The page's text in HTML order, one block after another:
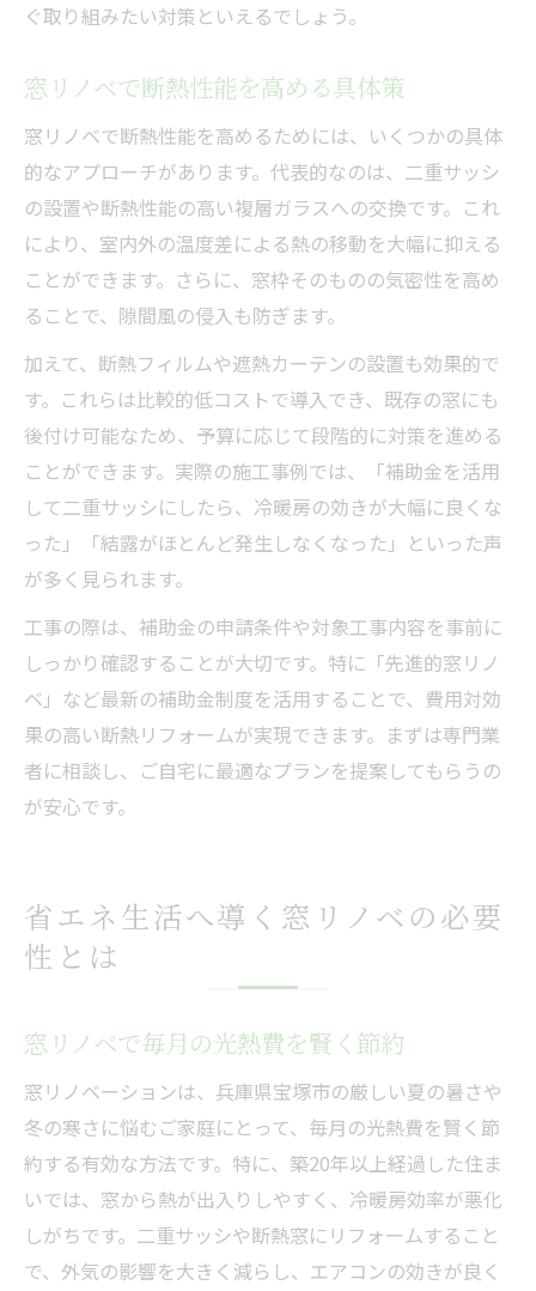
ぐ取り組みたい対策といえるでしょう。
窓リノベで断熱性能を高める具体策
窓リノベで断熱性能を高めるためには、いくつかの具体
的なアプローチがあります。代表的なのは、二重サッシ
の設置や断熱性能の高い複層ガラスへの交換です。これ
により、室内外の温度差による熱の移動を大幅に抑える
ことができます。さらに、窓枠そのものの気密性を高め
ることで、隙間風の侵入も防ぎます。
加えて、断熱フィルムや遮熱カーテンの設置も効果的で
す。これらは比較的低コストで導入でき、既存の窓にも
後付け可能なため、予算に応じて段階的に対策を進める
ことができます。実際の施工事例では、「補助金を活用
して二重サッシにしたら、冷暖房の効きが大幅に良くな
った」「結露がほとんど発生しなくなった」といった声
が多く見られます。
工事の際は、補助金の申請条件や対象工事内容を事前に
しっかり確認することが大切です。特に「先進的窓リノ
ベ」など最新の補助金制度を活用することで、費用対効
果の高い断熱リフォームが実現できます。まずは専門業
者に相談し、ご自宅に最適なプランを提案してもらうの
が安心です。
省エネ生活へ導く窓リノベの必要
性とは
窓リノベで毎月の光熱費を賢く節約
窓リノベーションは、兵庫県宝塚市の厳しい夏の暑さや
冬の寒さに悩むご家庭にとって、毎月の光熱費を賢く節
約する有効な方法です。特に、築20年以上経過した住ま
いでは、窓から熱が出入りしやすく、冷暖房効率が悪化
しがちです。二重サッシや断熱窓にリフォームすること
で、外気の影響を大きく減らし、エアコンの効きが良く